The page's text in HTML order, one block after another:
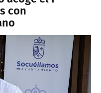
con